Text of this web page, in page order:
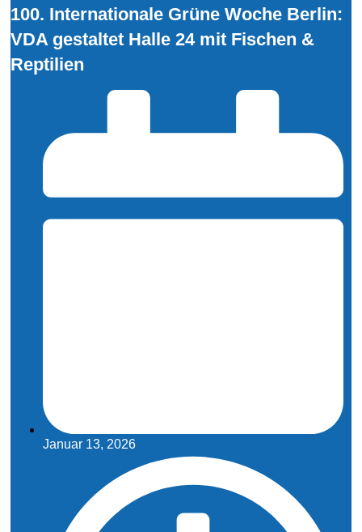
100. Internationale Grüne Woche Berlin:
VDA gestaltet Halle 24 mit Fischen &
Reptilien
Januar 13, 2026